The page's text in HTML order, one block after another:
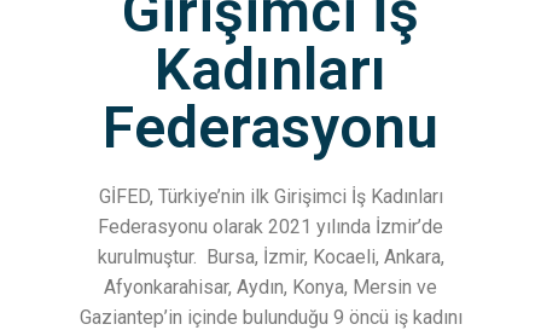
Kadınları
Federasyonu
GİFED, Türkiye’nin ilk Girişimci İş Kadınları
Federasyonu olarak 2021 yılında İzmir’de
kurulmuştur. Bursa, İzmir, Kocaeli, Ankara,
Afyonkarahisar, Aydın, Konya, Mersin ve
Gaziantep’in içinde bulunduğu 9 öncü iş kadını